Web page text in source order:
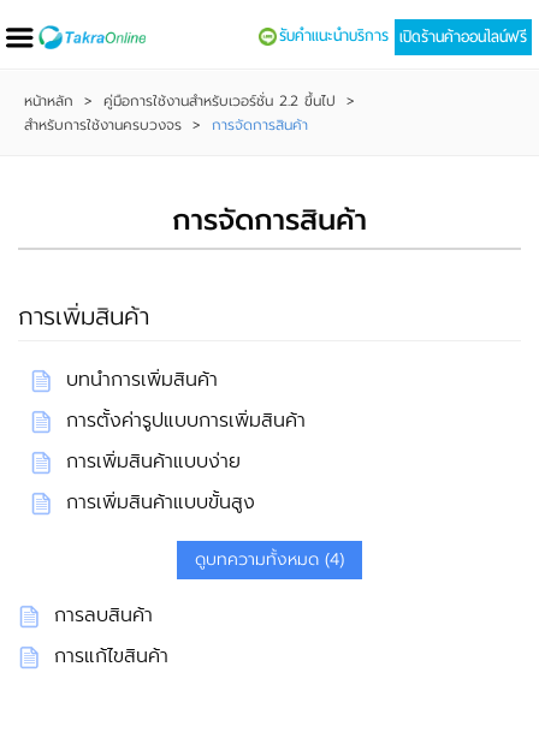
เปิดร้านค้าออนไลน์ฟรี
รับคำแนะนำบริการ
หน้าหลัก > คู่มือการใช้งานสำหรับเวอร์ชั่น 2.2 ขึ้นไป >
สำหรับการใช้งานครบวงจร > การจัดการสินค้า
การจัดการสินค้า
การเพิ่มสินค้า
บทนำการเพิ่มสินค้า
การตั้งค่ารูปแบบการเพิ่มสินค้า
การเพิ่มสินค้าแบบง่าย
การเพิ่มสินค้าแบบขั้นสูง
ดูบทความทั้งหมด (4)
การลบสินค้า
การแก้ไขสินค้า